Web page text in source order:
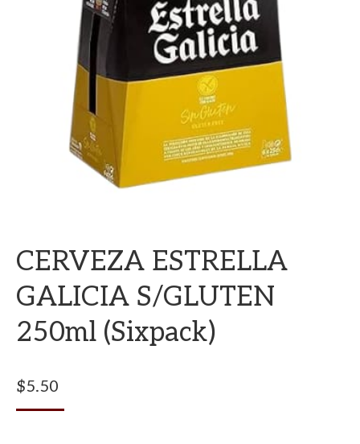
CERVEZA ESTRELLA
GALICIA S/GLUTEN
250ml (sixpack)
$5.50